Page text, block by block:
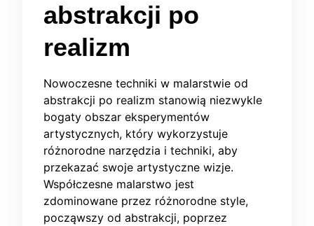
abstrakcji po
realizm
Nowoczesne techniki w malarstwie od
abstrakcji po realizm stanowią niezwykle
bogaty obszar eksperymentów
artystycznych, który wykorzystuje
różnorodne narzędzia i techniki, aby
przekazać swoje artystyczne wizje.
Współczesne malarstwo jest
zdominowane przez różnorodne style,
począwszy od abstrakcji, poprzez